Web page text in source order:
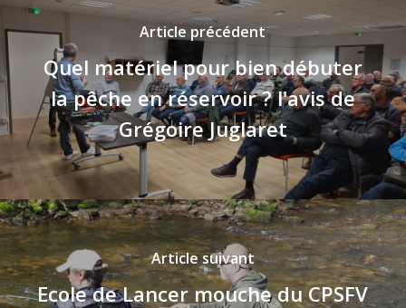
Article précédent
Quel matériel pour bien débuter
la pêche en réservoir ? l'avis de
Grégoire Juglaret
Article suivant
Ecole de Lancer mouche du CPSFV